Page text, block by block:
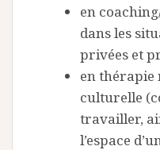
en
dans les
privées et
en thérapie
culturelle
travailler,
l’espace